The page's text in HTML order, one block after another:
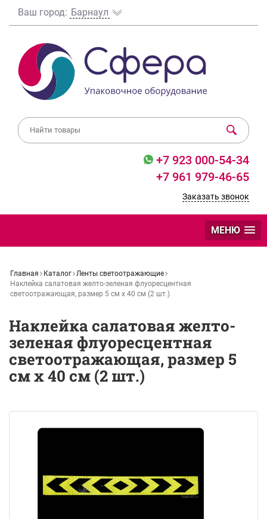
Ваш город: Барнаул
+7 923 000-54-34
+7 961 979-46-65
Заказать звонок
МЕНЮ
Главная Каталог Ленты светоотражающие
Наклейка салатовая желто-зеленая флуоресцентная
светоотражающая, размер 5 см х 40 см (2 шт.)
Наклейка салатовая желто-
зеленая флуоресцентная
светоотражающая, размер 5
см х 40 см (2 шт.)